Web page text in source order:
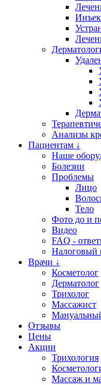
Анализы
Пациентам ↓
Наше
Болезни
Проблемы
Лицо
Тело
Фото до и
Видео
FAQ -
Налоговый
Врачи ↓
Косметолог
Дерматолог
Трихолог
Массажист
Отзывы
Цены
Акции
Трихология
Массаж и